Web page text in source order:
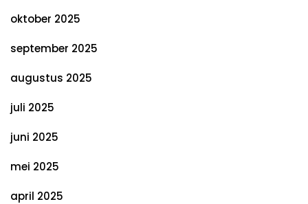
oktober 2025
september 2025
augustus 2025
juli 2025
juni 2025
mei 2025
april 2025